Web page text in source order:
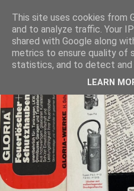
This site uses cookies from
and to analyze traffic. Your
shared with Google along
metrics to ensure quality of
statistics, and to detect and
LEARN